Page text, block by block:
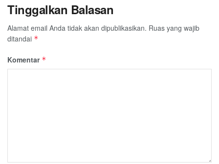
Tinggalkan Balasan
Alamat email Anda tidak akan dipublikasikan. Ruas yang wajib
ditandai *
Komentar *